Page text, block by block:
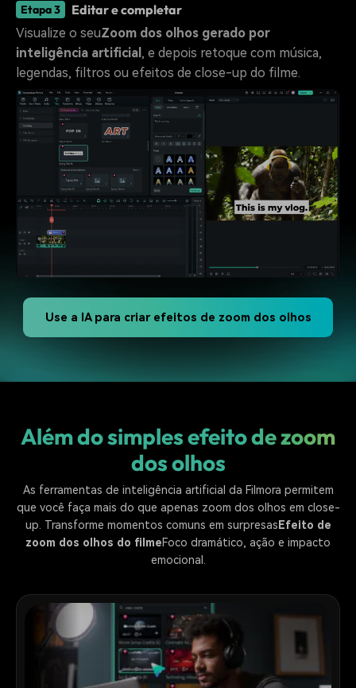
Etapa 3 Editar e completar
Visualize o seuZoom dos olhos gerado por
inteligência artificial , e depois retoque com música,
legendas, filtros ou efeitos de close-up do filme.
Use a IA para criar efeitos de zoom dos olhos
Além do simples efeito de zoom
dos olhos
As ferramentas de inteligência artificial da Filmora permitem
que você faça mais do que apenas zoom dos olhos em close-
up. Transforme momentos comuns em surpresas Efeito de
zoom dos olhos do filmeFoco dramático, ação e impacto
emocional.